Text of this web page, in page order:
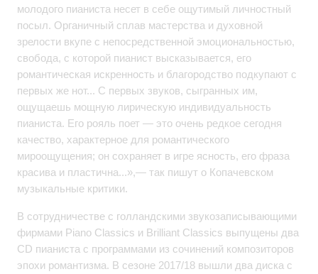
молодого пианиста несет в себе ощутимый личностный
посыл. Органичный сплав мастерства и духовной
зрелости вкупе с непосредственной эмоциональностью,
свобода, с которой пианист высказывается, его
романтическая искренность и благородство подкупают с
первых же нот... С первых звуков, сыгранных им,
ощущаешь мощную лирическую индивидуальность
пианиста. Его рояль поет — это очень редкое сегодня
качество, характерное для романтического
мироощущения; он сохраняет в игре ясность, его фраза
красива и пластична...»,— так пишут о Копачевском
музыкальные критики.
В сотрудничестве с голландскими звукозаписывающими
фирмами Piano Classics и Brilliant Classics выпущены два
CD пианиста с программами из сочинений композиторов
эпохи романтизма. В сезоне 2017/18 вышли два диска с